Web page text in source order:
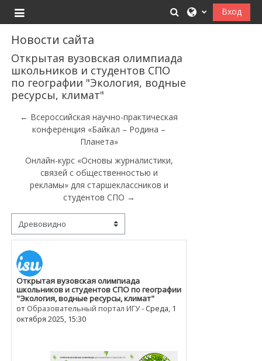
Боковая панель
ИзменитьВход
Новости сайта
Открытая вузовская олимпиада
школьников и студентов СПО
по географии "Экология, водные
ресурсы, климат"
← Всероссийская научно-практическая
конференция «Байкал – Родина –
Планета»
Онлайн-курс «Основы журналистики,
связей с общественностью и
рекламы» для старшеклассников и
студентов СПО →
Режим отображения
Открытая вузовская олимпиада
школьников и студентов СПО по географии
"Экология, водные ресурсы, климат"
от Образовательный портал ИГУ-Среда, 1
октября 2025, 15:30
Количество ответов: 0